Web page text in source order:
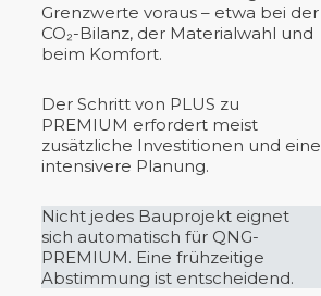
Grenzwerte voraus – etwa bei der
CO₂-Bilanz, der Materialwahl und
beim Komfort.
Der Schritt von PLUS zu
PREMIUM erfordert meist
zusätzliche Investitionen und eine
intensivere Planung.
Nicht jedes Bauprojekt eignet
sich automatisch für QNG-
PREMIUM. Eine frühzeitige
Abstimmung ist entscheidend.